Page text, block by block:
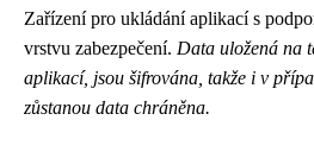
Zařízení pro ukládání aplikací s
vrstvu zabezpečení. Data uložená na
aplikací, jsou šifrována, takže i v
zůstanou data chráněna.